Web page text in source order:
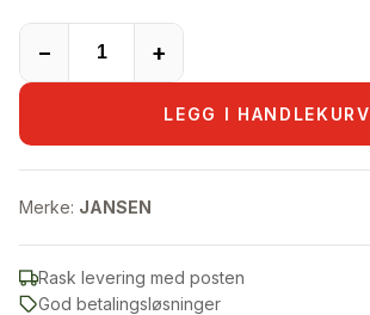
− +
LEGG I HANDLEKURV
Merke: JANSEN
Rask levering med posten
God betalingsløsninger